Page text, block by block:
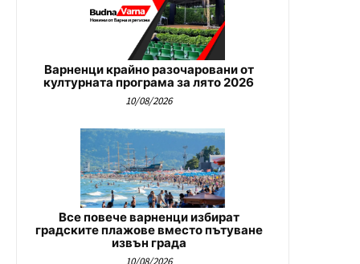
Варненци крайно разочаровани от
културната програма за лято 2026
10/08/2026
Все повече варненци избират
градските плажове вместо пътуване
извън града
10/08/2026